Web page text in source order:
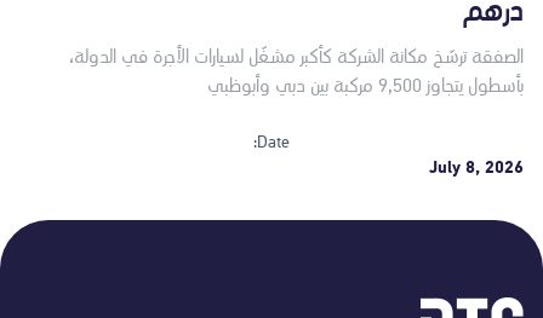
درهم
الصفقة ترسّخ مكانة الشركة كأكبر مشغّل لسيارات الأجرة في الدولة،
بأسطول يتجاوز 9,500 مركبة بين دبي وأبوظبي
Date:
July 8, 2026